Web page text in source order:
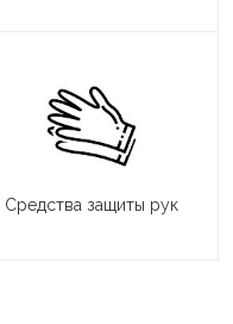
Средства защиты рук